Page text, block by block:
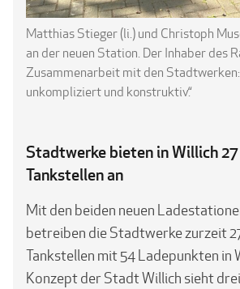
Matthias Stieger (li.) und Christoph
an der neuen Station. Der Inhaber des
Zusammenarbeit mit den
unkompliziert und konstruktiv.“
Stadtwerke bieten in Willich
Tankstellen an
Mit den beiden neuen
betreiben die Stadtwerke zurzeit
Tankstellen mit 54 Ladepunkten in
Konzept der Stadt Willich sieht